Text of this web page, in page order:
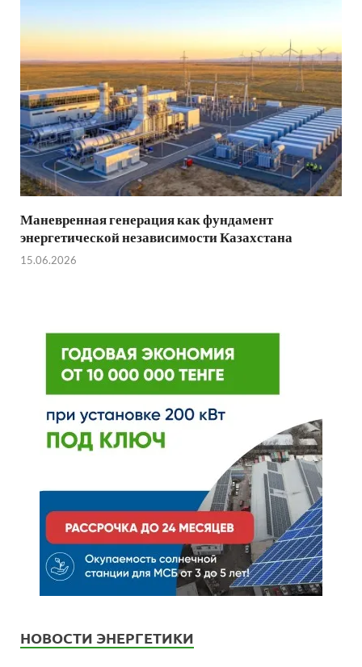
Маневренная генерация как фундамент
энергетической независимости Казахстана
15.06.2026
НОВОСТИ ЭНЕРГЕТИКИ